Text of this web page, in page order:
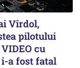
Vîrdol,
pilotului
cu
a fost fatal